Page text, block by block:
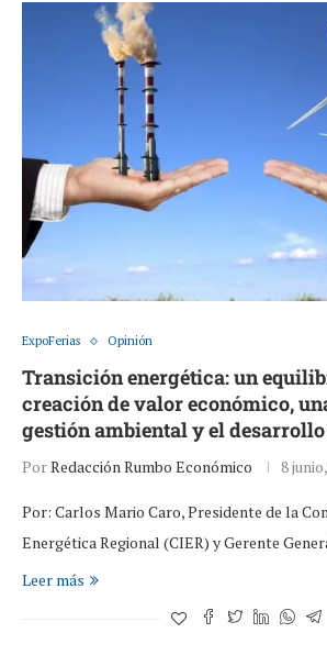
ExpoFerias Opinión
Transición energética: un
creación de valor económico,
gestión ambiental y el
PorRedacción Rumbo Económico 8
Por: Carlos Mario Caro, Presidente de la
Energética Regional (CIER) y Gerente
Leer más